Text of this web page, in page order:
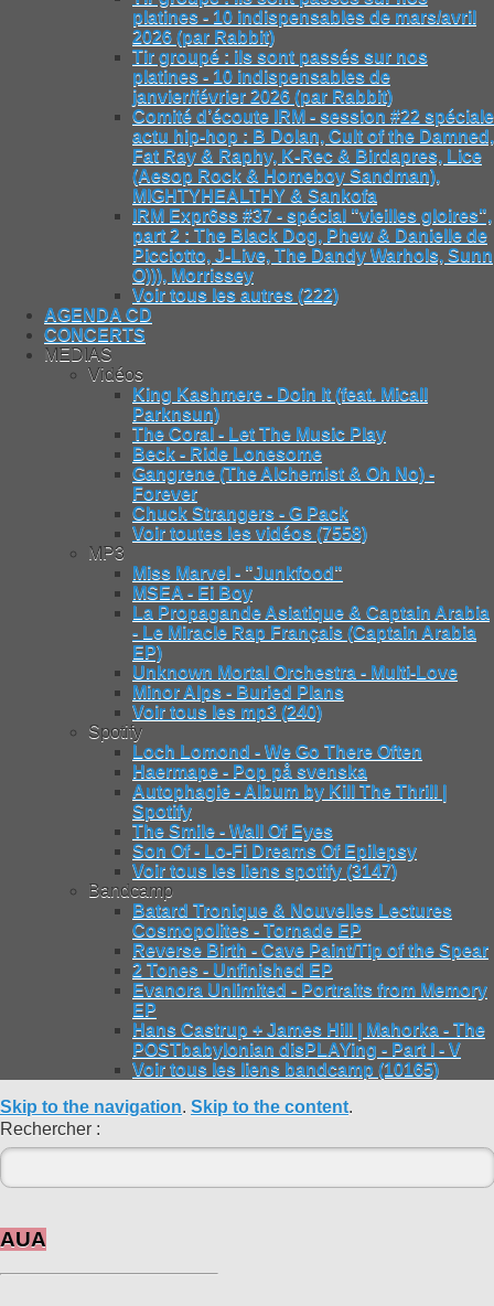
platines - 10 indispensables de mars/avril
2026 (par Rabbit)
Tir groupé : ils sont passés sur nos
platines - 10 indispensables de
janvier/février 2026 (par Rabbit)
Comité d’écoute IRM - session #22 spéciale
actu hip-hop : B Dolan, Cult of the Damned,
Fat Ray & Raphy, K-Rec & Birdapres, Lice
(Aesop Rock & Homeboy Sandman),
MIGHTYHEALTHY & Sankofa
IRM Expr6ss #37 - spécial "vieilles gloires",
part 2 : The Black Dog, Phew & Danielle de
Picciotto, J-Live, The Dandy Warhols, Sunn
O))), Morrissey
Voir tous les autres (222)
AGENDA CD
CONCERTS
MEDIAS
Vidéos
King Kashmere - Doin It (feat. Micall
Parknsun)
The Coral - Let The Music Play
Beck - Ride Lonesome
Gangrene (The Alchemist & Oh No) -
Forever
Chuck Strangers - G Pack
Voir toutes les vidéos (7558)
MP3
Miss Marvel - "Junkfood"
MSEA - Ei Boy
La Propagande Asiatique & Captain Arabia
- Le Miracle Rap Français (Captain Arabia
EP)
Unknown Mortal Orchestra - Multi-Love
Minor Alps - Buried Plans
Voir tous les mp3 (240)
Spotify
Loch Lomond - We Go There Often
Haermape - Pop på svenska
Autophagie - Album by Kill The Thrill |
Spotify
The Smile - Wall Of Eyes
Son Of - Lo-Fi Dreams Of Epilepsy
Voir tous les liens spotify (3147)
Bandcamp
Batard Tronique & Nouvelles Lectures
Cosmopolites - Tornade EP
Reverse Birth - Cave Paint/Tip of the Spear
2 Tones - Unfinished EP
Evanora Unlimited - Portraits from Memory
EP
Hans Castrup + James Hill | Mahorka - The
POSTbabylonian disPLAYing - Part I - V
Voir tous les liens bandcamp (10165)
Skip to the navigation. Skip to the content.
Rechercher :
AUA